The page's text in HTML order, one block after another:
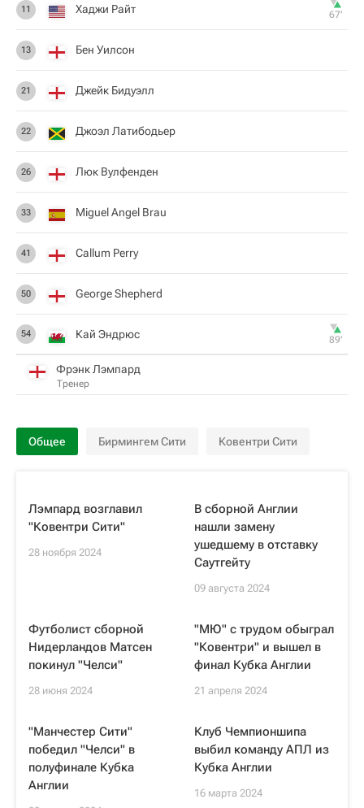
11 Хаджи Райт 67‎’‎
13 Бен Уилсон
21 Джейк Бидуэлл
22 Джоэл Латибодьер
26 Люк Вулфенден
33 Miguel Angel Brau
41 Callum Perry
50 George Shepherd
54 Кай Эндрюс 89‎’‎
Фрэнк Лэмпард
Тренер
Общее Бирмингем Сити Ковентри Сити
Лэмпард возглавил
"Ковентри Сити"
28 ноября 2024
В сборной Англии
нашли замену
ушедшему в отставку
Саутгейту
09 августа 2024
Футболист сборной
Нидерландов Матсен
покинул "Челси"
28 июня 2024
"МЮ" с трудом обыграл
"Ковентри" и вышел в
финал Кубка Англии
21 апреля 2024
"Манчестер Сити"
победил "Челси" в
полуфинале Кубка
Англии
Клуб Чемпионшипа
выбил команду АПЛ из
Кубка Англии
16 марта 2024